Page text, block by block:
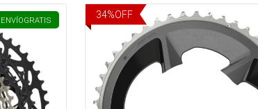
ENVÍOGRATIS 34%OFF